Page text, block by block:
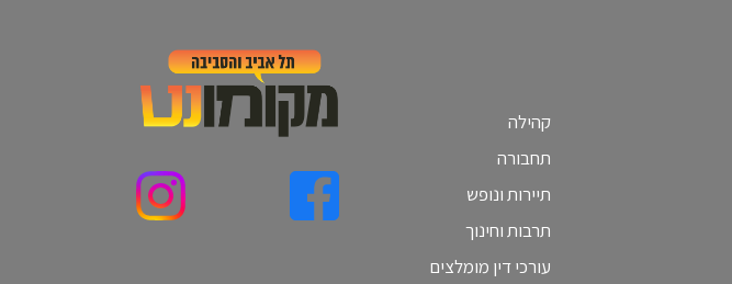
קהילה
תחבורה
תיירות ונופש
תרבות וחינוך
עורכי דין מומלצים